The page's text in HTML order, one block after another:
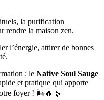
la purification
rendre la maison zen.
l’énergie, attirer de bonnes
: le Native Soul Sauge
et pratique qui apporte
foyer ! 🌬️🔥🌿